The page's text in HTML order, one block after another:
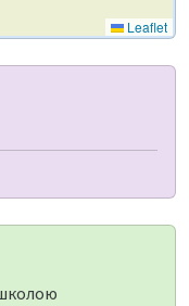
Leaflet